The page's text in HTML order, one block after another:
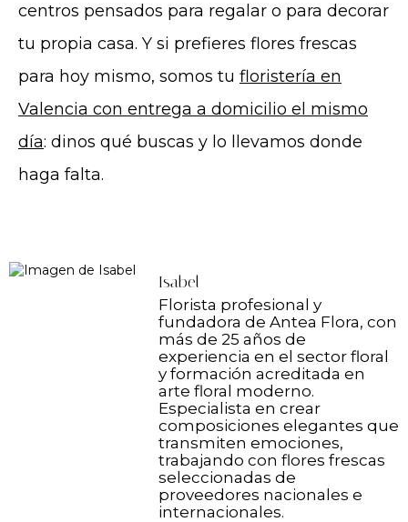
centros pensados para regalar o para decorar
tu propia casa. Y si prefieres flores frescas
para hoy mismo, somos tu floristería en
Valencia con entrega a domicilio el mismo
día: dinos qué buscas y lo llevamos donde
haga falta.
Isabel
Florista profesional y
fundadora de Antea Flora, con
más de 25 años de
experiencia en el sector floral
y formación acreditada en
arte floral moderno.
Especialista en crear
composiciones elegantes que
transmiten emociones,
trabajando con flores frescas
seleccionadas de
proveedores nacionales e
internacionales.